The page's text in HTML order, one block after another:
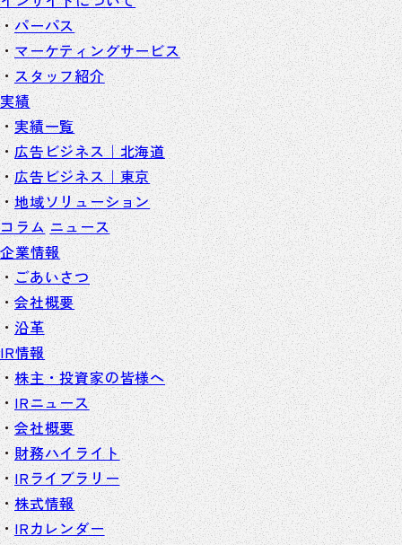
パーパス
マーケティングサービス
スタッフ紹介
実績
実績一覧
広告ビジネス｜北海道
広告ビジネス｜東京
地域ソリューション
コラム ニュース
企業情報
ごあいさつ
会社概要
沿革
IR情報
株主・投資家の皆様へ
IRニュース
会社概要
財務ハイライト
IRライブラリー
株式情報
IRカレンダー